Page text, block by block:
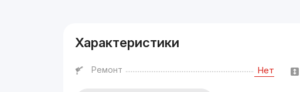
Характеристики
Ремонт Нет